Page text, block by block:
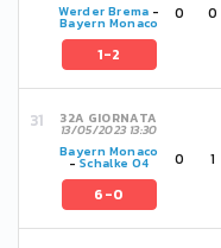
Werder Brema -
Bayern Monaco
1-2
0 0
32A GIORNATA
13/05/2023 13:30
Bayern Monaco
-Schalke 04
6-0
0 1